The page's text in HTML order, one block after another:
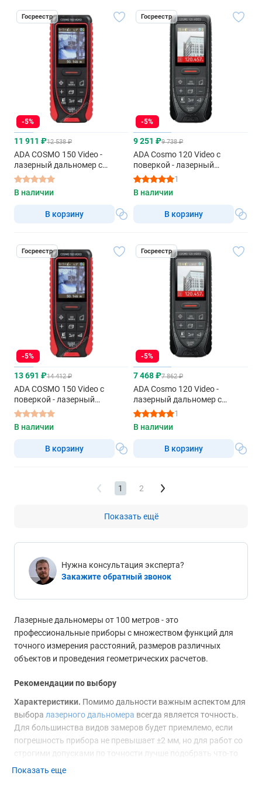
Госреестр
-5%
11 911 ₽12 538 ₽
ADA COSMO 150 Video -
лазерный дальномер с
красным лучом
В наличии
В корзину
Госреестр
-5%
9 251 ₽9 738 ₽
ADA Cosmo 120 Video с
поверкой - лазерный
дальномер с красным лучом
1
В наличии
В корзину
Госреестр
-5%
13 691 ₽14 412 ₽
ADA COSMO 150 Video с
поверкой - лазерный
дальномер с красным лучом
В наличии
В корзину
Госреестр
-5%
7 468 ₽7 862 ₽
ADA Cosmo 120 Video -
лазерный дальномер с
красным лучом
1
В наличии
В корзину
1 2
Показать ещё
Нужна консультация эксперта?
Закажите обратный звонок
Лазерные дальномеры от 100 метров - это
профессиональные приборы с множеством функций для
точного измерения расстояний, размеров различных
объектов и проведения геометрических расчетов.
Рекомендации по выбору
Характеристики. Помимо дальности важным аспектом для
выбора лазерного дальномера всегда является точность.
Для большинства видов замеров будет приемлемо, если
погрешность прибора не превышает ±2 мм, но для работ со
строгими допусками по точности лучше подобрать что-то
поточнее. Если планируется вести стройку на улице, то на
Показать еще